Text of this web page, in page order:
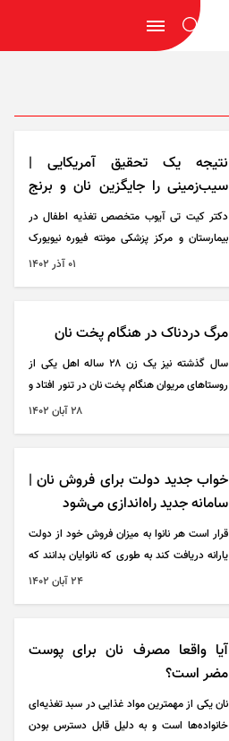
نتیجه یک تحقیق آمریکایی |
سیب‌زمینی را جایگزین نان و برنج
کنید
دکتر کیت تی آیوب متخصص تغذیه اطفال در
بیمارستان و مرکز پزشکی مونته فیوره نیویورک
می‌گوید که یک سیب زمینی متوسط دارای
۰۱ آذر ۱۴۰۲
مرگ دردناک در هنگام پخت نان
سال گذشته نیز یک زن ۲۸ ساله اهل یکی از
روستا‌های مریوان هنگام پخت نان در تنور افتاد و
۲۸ آبان ۱۴۰۲
خواب جدید دولت برای فروش نان |
سامانه جدید راه‌اندازی می‌شود
قرار است هر نانوا به میزان فروش خود از دولت
یارانه دریافت کند به طوری که نانوایان بدانند که
این دستگاه با یک نرم افراز اندرویدی میزان دقیق
۲۴ آبان ۱۴۰۲
آیا واقعا مصرف نان برای پوست
مضر است؟
نان یکی از مهمترین مواد غذایی در سبد تغذیه‌ای
خانواده‌ها است و به دلیل قابل دسترس بودن